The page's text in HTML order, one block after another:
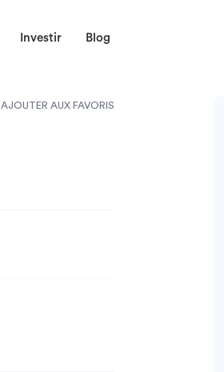
Investir Blog
AJOUTER AUX FAVORIS